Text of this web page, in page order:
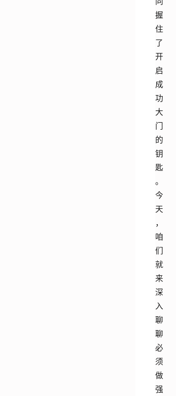
握
住
了
开
启
成
功
大
门
的
钥
匙
。
今
天
，
咱
们
就
来
深
入
聊
聊
必
须
做
强